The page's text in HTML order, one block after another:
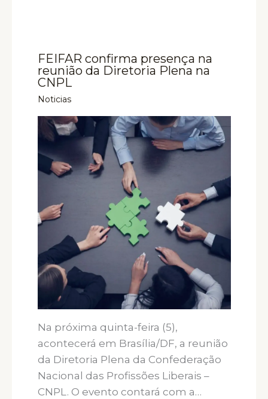
FEIFAR confirma presença na
reunião da Diretoria Plena na
CNPL
Noticias
Na próxima quinta-feira (5),
acontecerá em Brasília/DF, a reunião
da Diretoria Plena da Confederação
Nacional das Profissões Liberais –
CNPL. O evento contará com a…